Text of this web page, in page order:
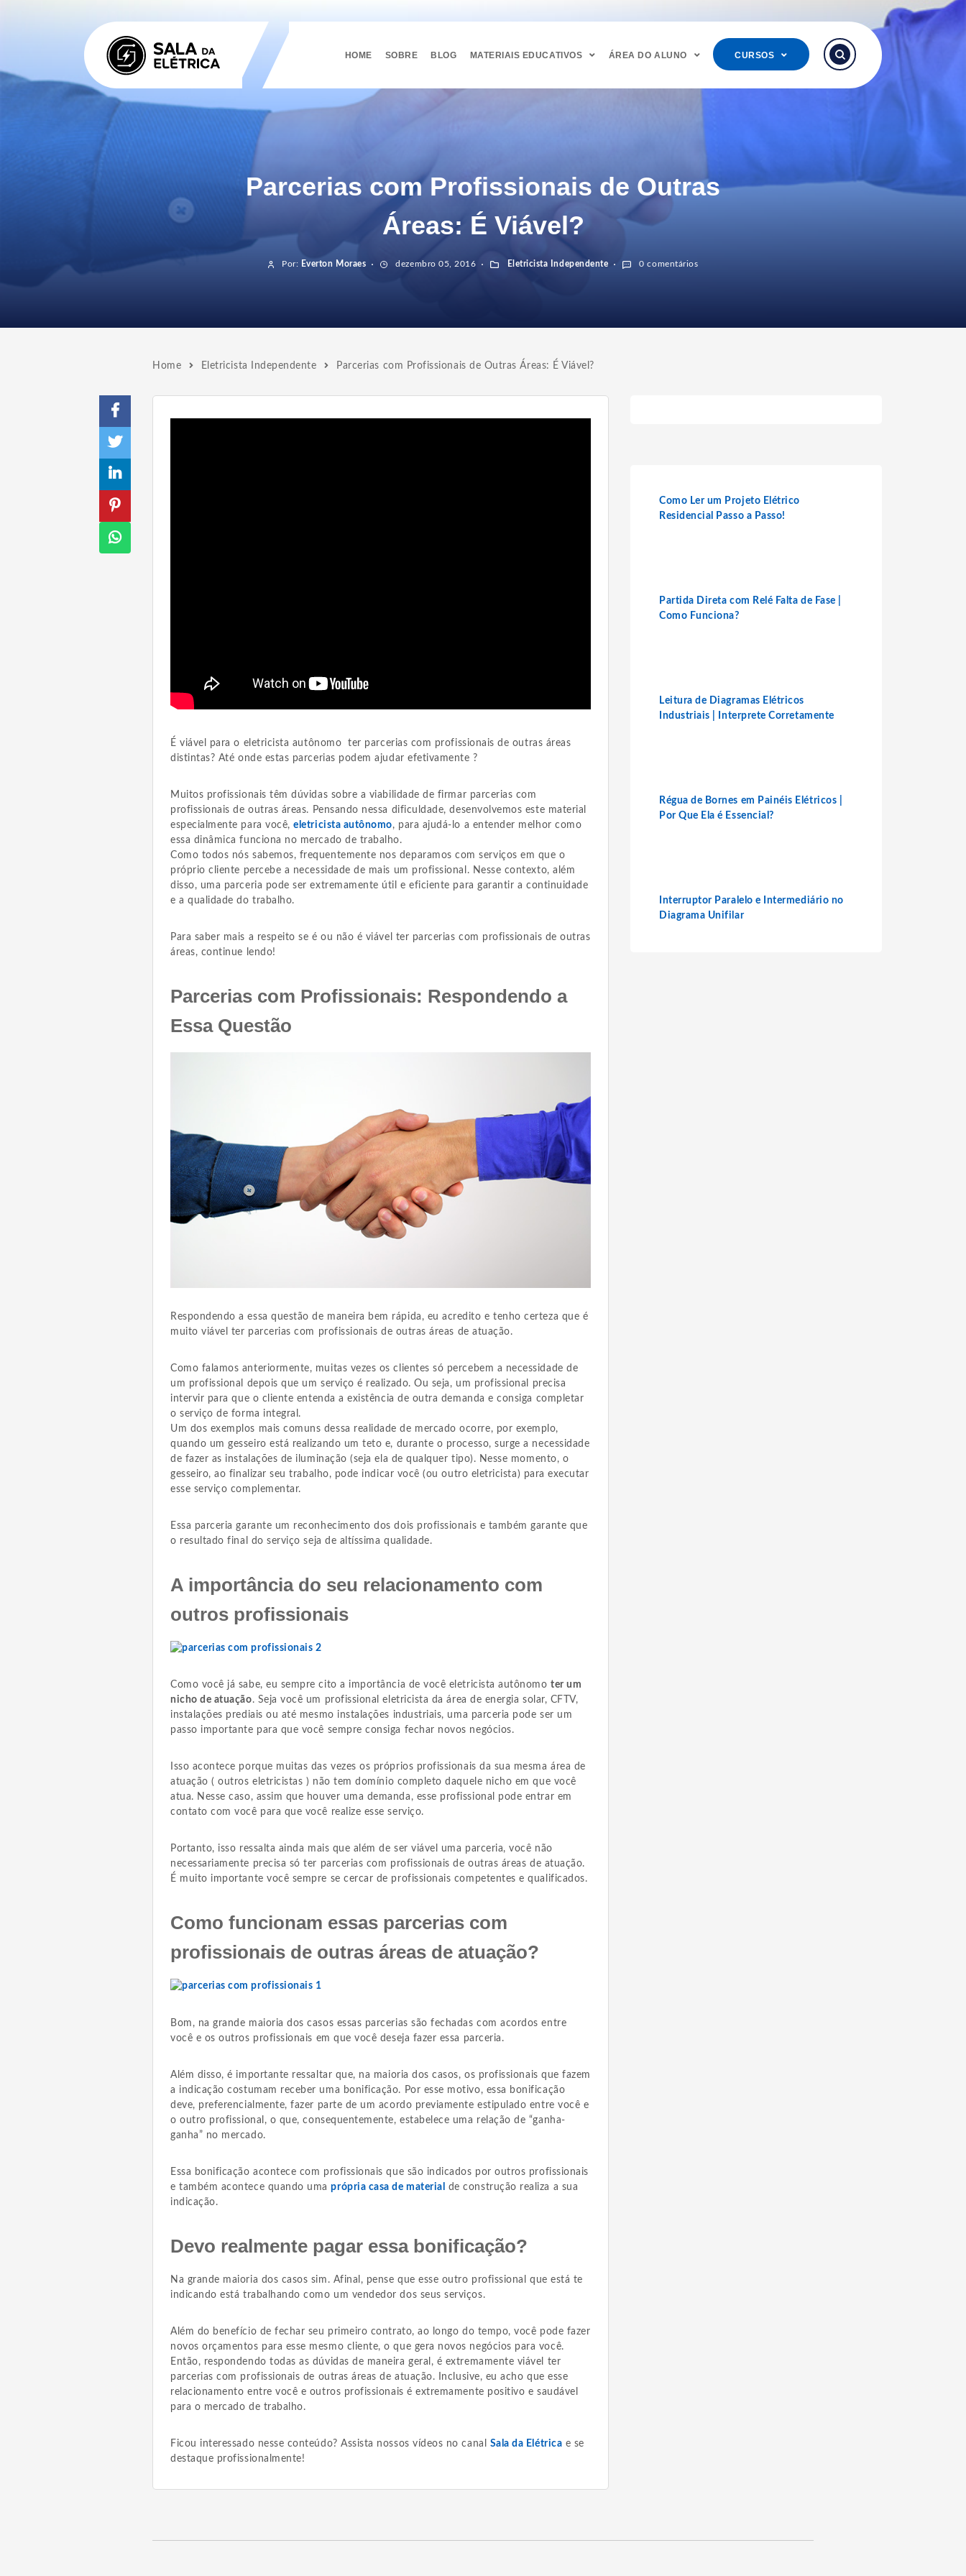
HOME SOBRE BLOG MATERIAIS EDUCATIVOS ÁREA DO ALUNO CURSOS
Parcerias com Profissionais de Outras
Áreas: É Viável?
Por: Everton Moraes dezembro 05, 2016 Eletricista Independente 0 comentários
Home Eletricista Independente Parcerias com Profissionais de Outras Áreas: É Viável?
É viável para o eletricista autônomo ter parcerias com profissionais de outras áreas
distintas? Até onde estas parcerias podem ajudar efetivamente ?
Muitos profissionais têm dúvidas sobre a viabilidade de firmar parcerias com
profissionais de outras áreas. Pensando nessa dificuldade, desenvolvemos este material
especialmente para você,eletricista autônomo, para ajudá-lo a entender melhor como
essa dinâmica funciona no mercado de trabalho.
Como todos nós sabemos, frequentemente nos deparamos com serviços em que o
próprio cliente percebe a necessidade de mais um profissional. Nesse contexto, além
disso, uma parceria pode ser extremamente útil e eficiente para garantir a continuidade
e a qualidade do trabalho.
Para saber mais a respeito se é ou não é viável ter parcerias com profissionais de outras
áreas, continue lendo!
Parcerias com Profissionais: Respondendo a
Essa Questão
Respondendo a essa questão de maneira bem rápida, eu acredito e tenho certeza que é
muito viável ter parcerias com profissionais de outras áreas de atuação.
Como falamos anteriormente, muitas vezes os clientes só percebem a necessidade de
um profissional depois que um serviço é realizado. Ou seja, um profissional precisa
intervir para que o cliente entenda a existência de outra demanda e consiga completar
o serviço de forma integral.
Um dos exemplos mais comuns dessa realidade de mercado ocorre, por exemplo,
quando um gesseiro está realizando um teto e, durante o processo, surge a necessidade
de fazer as instalações de iluminação (seja ela de qualquer tipo). Nesse momento, o
gesseiro, ao finalizar seu trabalho, pode indicar você (ou outro eletricista) para executar
esse serviço complementar.
Essa parceria garante um reconhecimento dos dois profissionais e também garante que
o resultado final do serviço seja de altíssima qualidade.
A importância do seu relacionamento com
outros profissionais
Como você já sabe, eu sempre cito a importância de você eletricista autônomoter um
nicho de atuação. Seja você um profissional eletricista da área de energia solar, CFTV,
instalações prediais ou até mesmo instalações industriais, uma parceria pode ser um
passo importante para que você sempre consiga fechar novos negócios.
Isso acontece porque muitas das vezes os próprios profissionais da sua mesma área de
atuação ( outros eletricistas ) não tem domínio completo daquele nicho em que você
atua. Nesse caso, assim que houver uma demanda, esse profissional pode entrar em
contato com você para que você realize esse serviço.
Portanto, isso ressalta ainda mais que além de ser viável uma parceria, você não
necessariamente precisa só ter parcerias com profissionais de outras áreas de atuação.
É muito importante você sempre se cercar de profissionais competentes e qualificados.
Como funcionam essas parcerias com
profissionais de outras áreas de atuação?
Bom, na grande maioria dos casos essas parcerias são fechadas com acordos entre
você e os outros profissionais em que você deseja fazer essa parceria.
Além disso, é importante ressaltar que, na maioria dos casos, os profissionais que fazem
a indicação costumam receber uma bonificação. Por esse motivo, essa bonificação
deve, preferencialmente, fazer parte de um acordo previamente estipulado entre você e
o outro profissional, o que, consequentemente, estabelece uma relação de “ganha-
ganha” no mercado.
Essa bonificação acontece com profissionais que são indicados por outros profissionais
e também acontece quando umaprópria casa de material
de construção realiza a sua
indicação.
Devo realmente pagar essa bonificação?
Na grande maioria dos casos sim. Afinal, pense que esse outro profissional que está te
indicando está trabalhando como um vendedor dos seus serviços.
Além do benefício de fechar seu primeiro contrato, ao longo do tempo, você pode fazer
novos orçamentos para esse mesmo cliente, o que gera novos negócios para você.
Então, respondendo todas as dúvidas de maneira geral, é extremamente viável ter
parcerias com profissionais de outras áreas de atuação. Inclusive, eu acho que esse
relacionamento entre você e outros profissionais é extremamente positivo e saudável
para o mercado de trabalho.
Ficou interessado nesse conteúdo? Assista nossos vídeos no canal Sala da Elétrica e se
destaque profissionalmente!
Como Ler um Projeto Elétrico
Residencial Passo a Passo!
Partida Direta com Relé Falta de Fase |
Como Funciona?
Leitura de Diagramas Elétricos
Industriais | Interprete Corretamente
Régua de Bornes em Painéis Elétricos |
Por Que Ela é Essencial?
Interruptor Paralelo e Intermediário no
Diagrama Unifilar